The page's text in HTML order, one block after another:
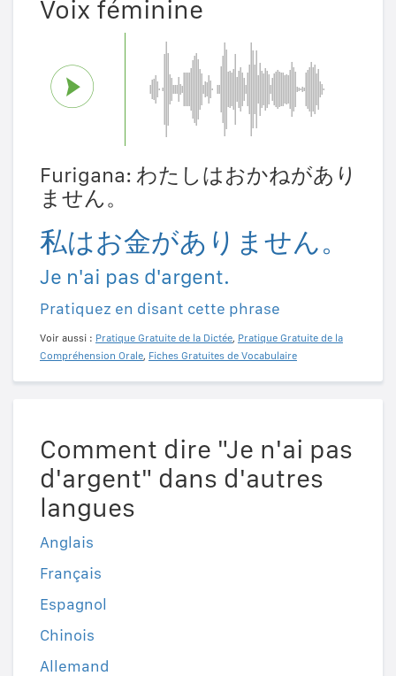
Voix féminine
Furigana: わたしはおかねがあり
ません。
私はお金がありません。
Je n'ai pas d'argent.
Pratiquez en disant cette phrase
Voir aussi : Pratique Gratuite de la Dictée, Pratique Gratuite de la
Compréhension Orale, Fiches Gratuites de Vocabulaire
Comment dire "Je n'ai pas
d'argent" dans d'autres
langues
Anglais
Français
Espagnol
Chinois
Allemand